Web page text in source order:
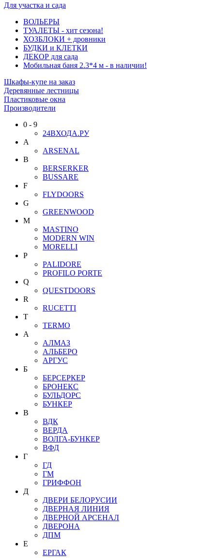
Для участка и сада
ВОЛЬЕРЫ
ТУАЛЕТЫ - хит сезона!
ХОЗБЛОКИ + дровники
БУДКИ и КЛЕТКИ
ДЕКОР для сада
Мобильная баня 2.3*4 м - в наличии!
Шкафы-купе на заказ
Деревянные лестницы
Пластиковые окна
Производители
0 - 9
24ВХОДА.РУ
A
ARSENAL
B
BERSERKER
BUSSARE
F
FLYDOORS
G
GREENWOOD
M
MASTINO
MODERN WIN
MORELLI
P
PALIDORE
PROFILO PORTE
Q
QUESTDOORS
R
RUCETTI
T
TERMO
А
АЛМАЗ
АЛЬБЕРО
АРГУС
Б
БЕРСЕРКЕР
БРОНЕКС
БУЛЬДОРС
БУНКЕР
В
ВДК
ВЕРДА
ВОЛГА-БУНКЕР
ВФД
Г
ГД
ГМ
ГРИФФОН
Д
ДВЕРИ БЕЛОРУСИИ
ДВЕРНАЯ ЛИНИЯ
ДВЕРНОЙ АРСЕНАЛ
ДВЕРОНА
ДПМ
Е
ЕРГАК